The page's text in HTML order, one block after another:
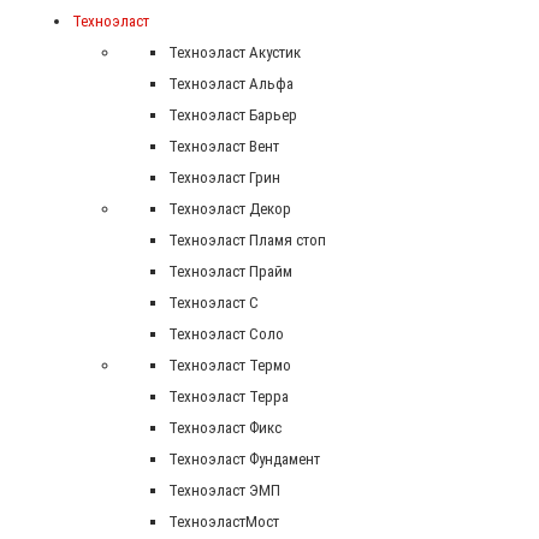
Техноэласт
Техноэласт Акустик
Техноэласт Альфа
Техноэласт Барьер
Техноэласт Вент
Техноэласт Грин
Техноэласт Декор
Техноэласт Пламя стоп
Техноэласт Прайм
Техноэласт С
Техноэласт Соло
Техноэласт Термо
Техноэласт Терра
Техноэласт Фикс
Техноэласт Фундамент
Техноэласт ЭМП
ТехноэластМост